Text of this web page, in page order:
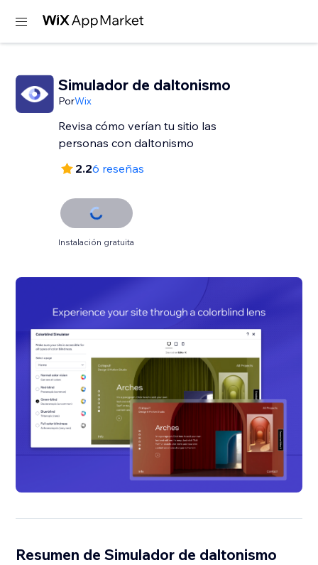
Simulador de daltonismo
PorWix
Revisa cómo verían tu sitio las
personas con daltonismo
2.26 reseñas
Instalación gratuita
Resumen de Simulador de daltonismo